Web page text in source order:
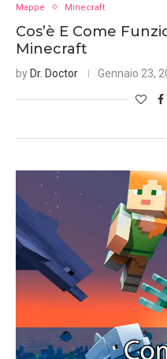
Mappe Minecraft
Cos’è E Come
Minecraft
by Dr. Doctor Gennaio 23,